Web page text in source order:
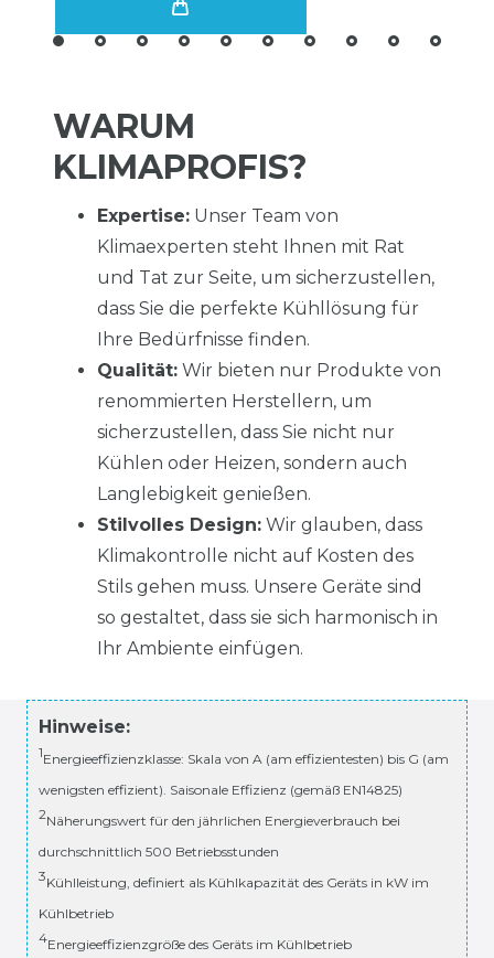
WARUM
KLIMAPROFIS?
Expertise: Unser Team von
Klimaexperten steht Ihnen mit Rat
und Tat zur Seite, um sicherzustellen,
dass Sie die perfekte Kühllösung für
Ihre Bedürfnisse finden.
Qualität: Wir bieten nur Produkte von
renommierten Herstellern, um
sicherzustellen, dass Sie nicht nur
Kühlen oder Heizen, sondern auch
Langlebigkeit genießen.
Stilvolles Design: Wir glauben, dass
Klimakontrolle nicht auf Kosten des
Stils gehen muss. Unsere Geräte sind
so gestaltet, dass sie sich harmonisch in
Ihr Ambiente einfügen.
Hinweise:
1Energieeffizienzklasse: Skala von A (am effizientesten) bis G (am
wenigsten effizient). Saisonale Effizienz (gemäß EN14825)
2Näherungswert für den jährlichen Energieverbrauch bei
durchschnittlich 500 Betriebsstunden
3Kühlleistung, definiert als Kühlkapazität des Geräts in kW im
Kühlbetrieb
4Energieeffizienzgröße des Geräts im Kühlbetrieb